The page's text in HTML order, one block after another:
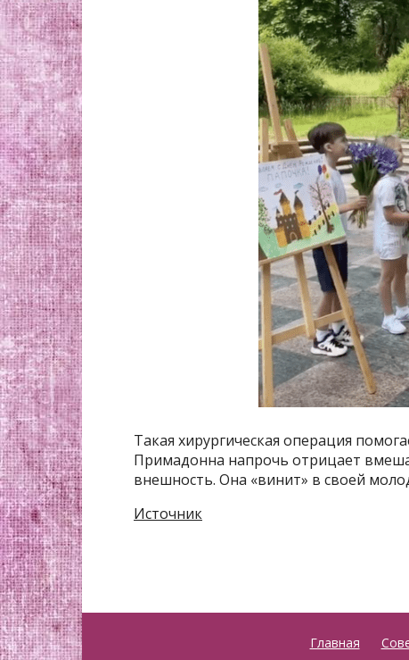
Такая хирургическая операция
Примадонна напрочь отрицает
внешность. Она «винит» в своей
Источник
Главная